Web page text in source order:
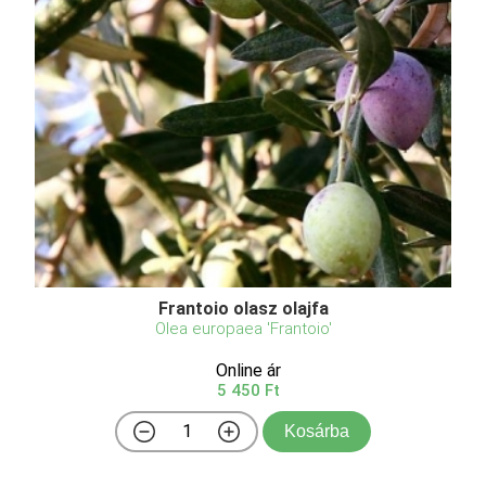
Frantoio olasz olajfa
Olea europaea 'Frantoio'
Online ár
5 450 Ft
Kosárba